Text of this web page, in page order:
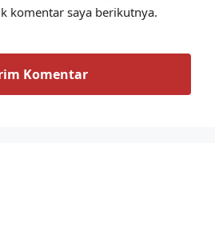
komentar saya berikutnya.